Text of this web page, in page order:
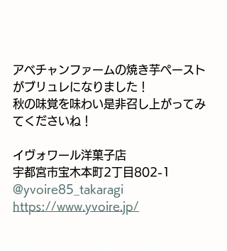
アベチャンファームの焼き芋ペースト
がブリュレになりました！
秋の味覚を味わい是非召し上がってみ
てくださいね！
イヴォワール洋菓子店
宇都宮市宝木本町2丁目802-1
@yvoire85_takaragi
https://www.yvoire.jp/